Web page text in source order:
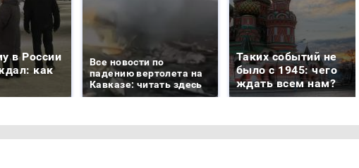
в России
как
Все новости по
падению вертолета на
Кавказе: читать здесь
Таких событий не
было с 1945: чего
ждать всем нам?